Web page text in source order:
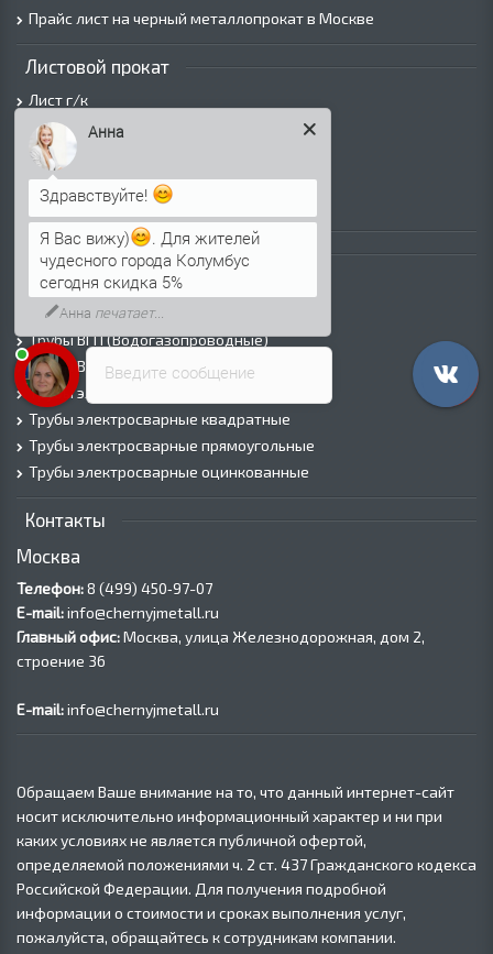
Прайс лист на черный металлопрокат в Москве
Листовой прокат
Лист г/к
Лист х/к
Просечно-вытяжной лист (ПВЛ)
Лист рифленый
Лист оцинкованный
Трубы
Трубы горячедеформированные
Труба холоднодеформированная
Трубы ВГП (Водогазопроводные)
Трубы ВГП оцинкованные
Трубы электросварные круглые
Трубы электросварные квадратные
Трубы электросварные прямоугольные
Трубы электросварные оцинкованные
Контакты
Москва
Телефон:8 (499) 450‑97-07
E-mail:info@chernyjmetall.ru
Главный офис:Москва, улица Железнодорожная, дом 2,
строение 36
E-mail:info@chernyjmetall.ru
Обращаем Ваше внимание на то, что данный интернет-сайт
носит исключительно информационный характер и ни при
каких условиях не является публичной офертой,
определяемой положениями ч. 2 ст. 437 Гражданского кодекса
Российской Федерации. Для получения подробной
информации о стоимости и сроках выполнения услуг,
пожалуйста, обращайтесь к сотрудникам компании.
Введите сообщение
Анна
Здравствуйте!
Я Вас вижу)
. Для жителей
чудесного города Колумбус
сегодня скидка 5%
Анна печатает...